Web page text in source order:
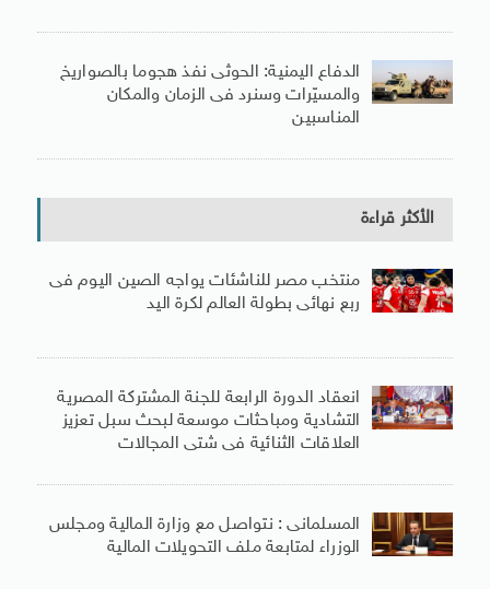
الدفاع اليمنية: الحوثى نفذ هجوما بالصواريخ
والمسيّرات وسنرد فى الزمان والمكان
المناسبين
الأكثر قراءة
منتخب مصر للناشئات يواجه الصين اليوم فى
ربع نهائى بطولة العالم لكرة اليد
انعقاد الدورة الرابعة للجنة المشتركة المصرية
التشادية ومباحثات موسعة لبحث سبل تعزيز
العلاقات الثنائية فى شتى المجالات
المسلمانى : نتواصل مع وزارة المالية ومجلس
الوزراء لمتابعة ملف التحويلات المالية